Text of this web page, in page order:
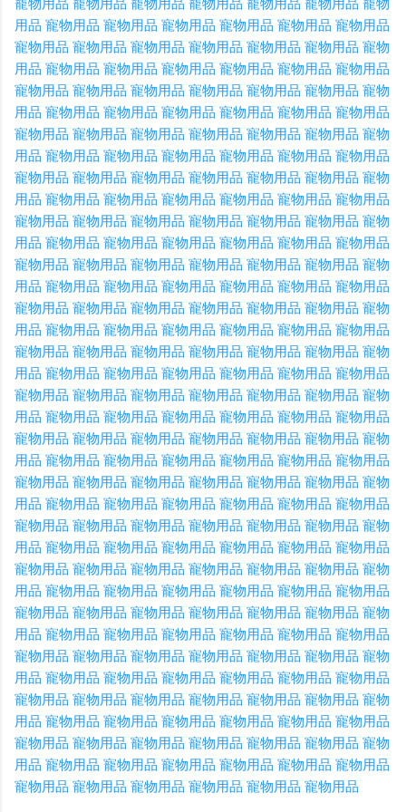
用品 寵物用品 寵物用品 寵物用品 寵物用品 寵物用品 寵物用品
寵物用品 寵物用品 寵物用品 寵物用品 寵物用品 寵物用品 寵物
用品 寵物用品 寵物用品 寵物用品 寵物用品 寵物用品 寵物用品
寵物用品 寵物用品 寵物用品 寵物用品 寵物用品 寵物用品 寵物
用品 寵物用品 寵物用品 寵物用品 寵物用品 寵物用品 寵物用品
寵物用品 寵物用品 寵物用品 寵物用品 寵物用品 寵物用品 寵物
用品 寵物用品 寵物用品 寵物用品 寵物用品 寵物用品 寵物用品
寵物用品 寵物用品 寵物用品 寵物用品 寵物用品 寵物用品 寵物
用品 寵物用品 寵物用品 寵物用品 寵物用品 寵物用品 寵物用品
寵物用品 寵物用品 寵物用品 寵物用品 寵物用品 寵物用品 寵物
用品 寵物用品 寵物用品 寵物用品 寵物用品 寵物用品 寵物用品
寵物用品 寵物用品 寵物用品 寵物用品 寵物用品 寵物用品 寵物
用品 寵物用品 寵物用品 寵物用品 寵物用品 寵物用品 寵物用品
寵物用品 寵物用品 寵物用品 寵物用品 寵物用品 寵物用品 寵物
用品 寵物用品 寵物用品 寵物用品 寵物用品 寵物用品 寵物用品
寵物用品 寵物用品 寵物用品 寵物用品 寵物用品 寵物用品 寵物
用品 寵物用品 寵物用品 寵物用品 寵物用品 寵物用品 寵物用品
寵物用品 寵物用品 寵物用品 寵物用品 寵物用品 寵物用品 寵物
用品 寵物用品 寵物用品 寵物用品 寵物用品 寵物用品 寵物用品
寵物用品 寵物用品 寵物用品 寵物用品 寵物用品 寵物用品 寵物
用品 寵物用品 寵物用品 寵物用品 寵物用品 寵物用品 寵物用品
寵物用品 寵物用品 寵物用品 寵物用品 寵物用品 寵物用品 寵物
用品 寵物用品 寵物用品 寵物用品 寵物用品 寵物用品 寵物用品
寵物用品 寵物用品 寵物用品 寵物用品 寵物用品 寵物用品 寵物
用品 寵物用品 寵物用品 寵物用品 寵物用品 寵物用品 寵物用品
寵物用品 寵物用品 寵物用品 寵物用品 寵物用品 寵物用品 寵物
用品 寵物用品 寵物用品 寵物用品 寵物用品 寵物用品 寵物用品
寵物用品 寵物用品 寵物用品 寵物用品 寵物用品 寵物用品 寵物
用品 寵物用品 寵物用品 寵物用品 寵物用品 寵物用品 寵物用品
寵物用品 寵物用品 寵物用品 寵物用品 寵物用品 寵物用品 寵物
用品 寵物用品 寵物用品 寵物用品 寵物用品 寵物用品 寵物用品
寵物用品 寵物用品 寵物用品 寵物用品 寵物用品 寵物用品 寵物
用品 寵物用品 寵物用品 寵物用品 寵物用品 寵物用品 寵物用品
寵物用品 寵物用品 寵物用品 寵物用品 寵物用品 寵物用品 寵物
用品 寵物用品 寵物用品 寵物用品 寵物用品 寵物用品 寵物用品
寵物用品 寵物用品 寵物用品 寵物用品 寵物用品 寵物用品